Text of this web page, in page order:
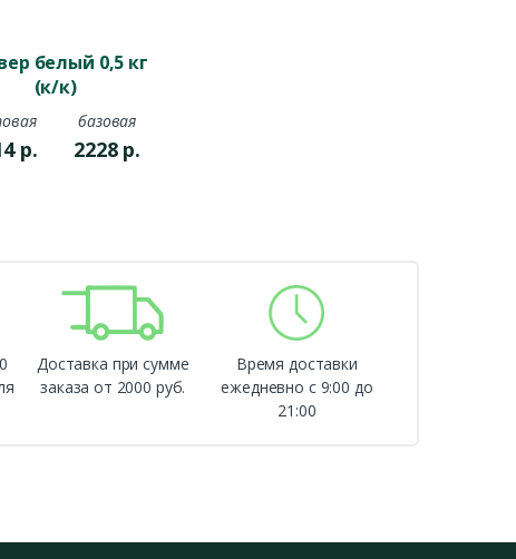
белый 0,5 кг
(к/к)
р.
базовая
2228 р.
Доставка при сумме
заказа от 2000 руб.
Время доставки
ежедневно с 9:00 до
21:00